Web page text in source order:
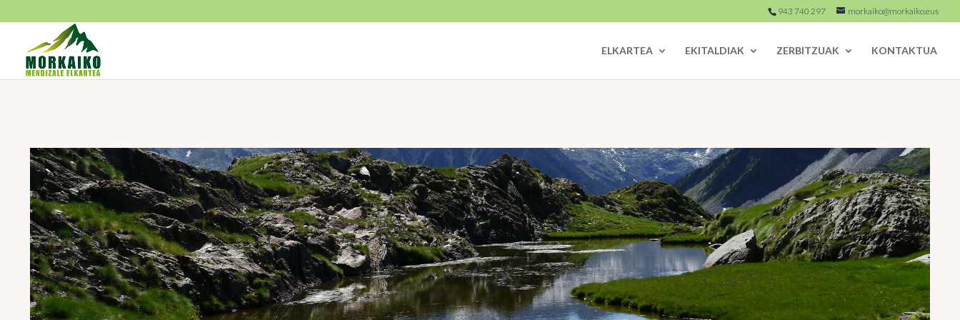
943 740 297 morkaiko@morkaiko.eus
ELKARTEA EKITALDIAK ZERBITZUAK KONTAKTUA